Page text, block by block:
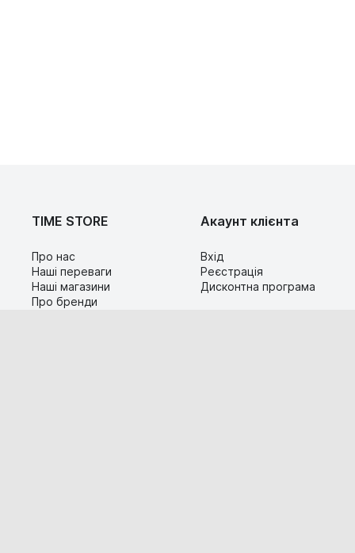
TIME STORE
Про нас
Наші переваги
Наші магазини
Про бренди
Акаунт клієнта
Вхід
Реєстрація
Дисконтна програма